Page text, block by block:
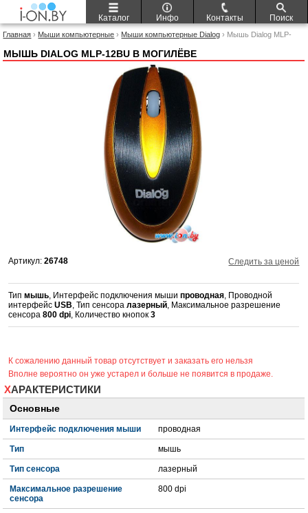
Каталог Инфо Контакты Поиск
Главная › Мыши компьютерные › Мыши компьютерные Dialog › Мышь Dialog MLP-
МЫШЬ DIALOG MLP-12BU В МОГИЛЁВЕ
Артикул:26748 Следить за ценой
Типмышь, Интерфейс подключения мышипроводная, Проводной
интерфейсUSB, Тип сенсоралазерный, Максимальное разрешение
сенсора800 dpi, Количество кнопок3
К сожалению данный товар отсутствует и заказать его нельзя
Вполне вероятно он уже устарел и больше не появится в продаже.
ХАРАКТЕРИСТИКИ
Основные
Интерфейс подключения мыши проводная
Тип мышь
Тип сенсора лазерный
Максимальное разрешение
сенсора
800 dpi